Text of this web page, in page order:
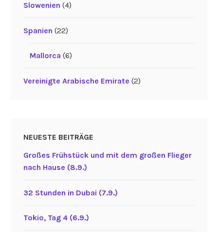
Slowenien (4)
Spanien (22)
Mallorca (6)
Vereinigte Arabische Emirate (2)
NEUESTE BEITRÄGE
Großes Frühstück und mit dem großen Flieger
nach Hause (8.9.)
32 Stunden in Dubai (7.9.)
Tokio, Tag 4 (6.9.)